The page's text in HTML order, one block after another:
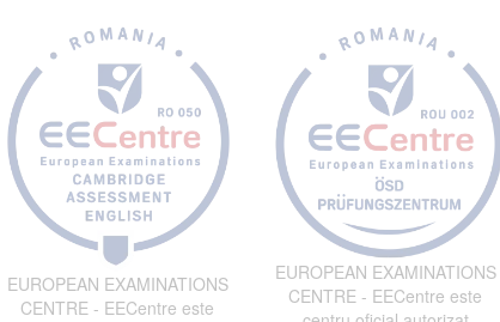
EUROPEAN EXAMINATIONS
CENTRE - EECentre este
EUROPEAN EXAMINATIONS
CENTRE - EECentre este